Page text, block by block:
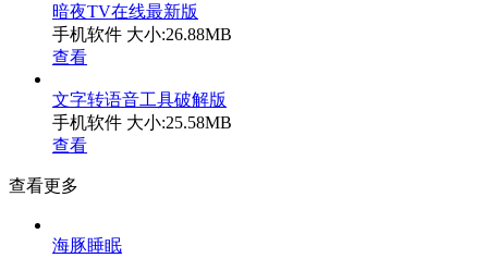
暗夜TV在线最新版
手机软件 大小:26.88MB
查看
文字转语音工具破解版
手机软件 大小:25.58MB
查看
查看更多
海豚睡眠